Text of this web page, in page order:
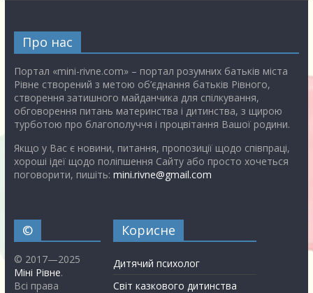
Про нас
Портал «mini-rivne.com» – портал розумних батьків міста
Рівне створений з метою об’єднання батьків Рівного,
створення затишного майданчика для спілкування,
обговорення питань материнства і дитинства, з щирою
турботою про благополуччя і процвітання Вашої родини.
Якщо у Вас є новини, питання, пропозиції щодо співпраці,
хороші ідеї щодо поліпшення Сайту або просто хочеться
поговорити, пишіть: mini.rivne@gmail.com
©
© 2017—2025
Міні Рівне.
Всі права
Корисне
Дитячий психолог
Світ казкового дитинства